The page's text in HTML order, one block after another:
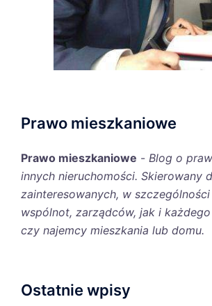
Prawo mieszkaniowe
Prawo mieszkaniowe - Blog o
innych nieruchomości. Skierowany
zainteresowanych, w szczególności
wspólnot, zarządców, jak i każdego
czy najemcy mieszkania lub domu.
Ostatnie wpisy